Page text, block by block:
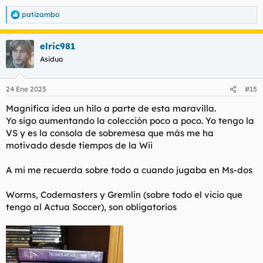
R
e
a
c
c
i
e
:
patizambo
elric981
Asiduo
24 Ene 2023 #15
Magnifica idea un hilo a parte de esta maravilla.
Yo sigo aumentando la colección poco a poco. Yo tengo la
VS y es la consola de sobremesa que más me ha
motivado desde tiempos de la Wii
A mi me recuerda sobre todo a cuando jugaba en Ms-dos
Worms, Codemasters y Gremlin (sobre todo el vicio que
tengo al Actua Soccer), son obligatorios